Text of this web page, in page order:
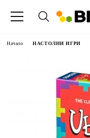
Начало НАСТОЛНИ ИГРИ